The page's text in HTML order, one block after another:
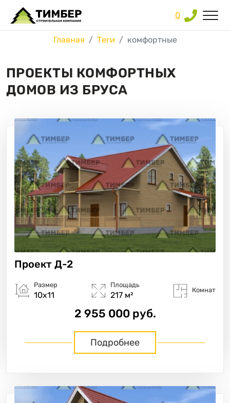
0
Главная Теги комфортные
ПРОЕКТЫ КОМФОРТНЫХ
ДОМОВ ИЗ БРУСА
Проект Д-2
Размер
10х11
Площадь
217 м²
Комнат
2 955 000 руб.
Подробнее